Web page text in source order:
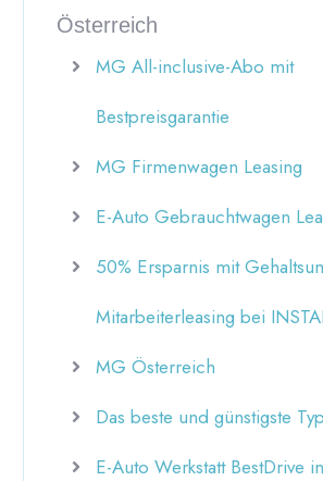
Österreich
MG All-inclusive-Abo mit
Bestpreisgarantie
MG Firmenwagen Leasing
E-Auto Gebrauchtwagen
50% Ersparnis mit
Mitarbeiterleasing bei
MG Österreich
Das beste und günstigste
E-Auto Werkstatt BestDrive